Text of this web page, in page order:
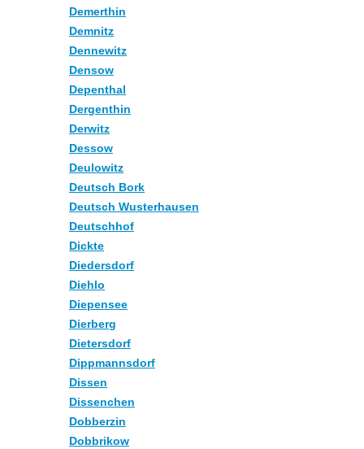
Demerthin
Demnitz
Dennewitz
Densow
Depenthal
Dergenthin
Derwitz
Dessow
Deulowitz
Deutsch Bork
Deutsch Wusterhausen
Deutschhof
Dickte
Diedersdorf
Diehlo
Diepensee
Dierberg
Dietersdorf
Dippmannsdorf
Dissen
Dissenchen
Dobberzin
Dobbrikow